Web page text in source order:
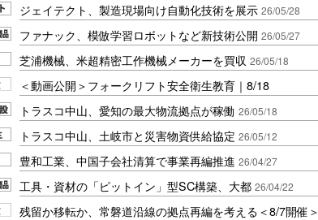
ジェイテクト、製造現場向け自動化技術を展示 26/05/28
ファナック、模倣学習ロボットなど新技術公開 26/05/27
芝浦機械、米超精密工作機械メーカーを買収 26/05/18
＜動画公開＞フォークリフト安全衛生教育｜8/18
トラスコ中山、愛知の最大物流拠点が稼働 26/05/18
トラスコ中山、土岐市と災害物資供給協定 26/05/12
豊和工業、中国子会社清算で事業再編推進 26/04/27
工具・資材の「ピットイン」型SC構築、大都 26/04/22
残留か移転か、常磐道沿線の拠点再編を考える＜8/7開催＞